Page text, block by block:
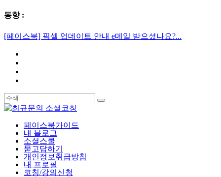
동향 :
[페이스북] 픽셀 업데이트 안내 e메일 받으셨나요?...
페이스북가이드
내 블로그
소셜스쿨
묻고답하기
개인정보취급방침
내 프로필
코칭/강의신청